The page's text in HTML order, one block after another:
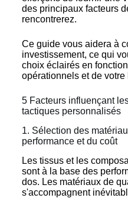
des principaux facteurs
rencontrerez.
Ce guide vous aidera à
investissement, ce qui
choix éclairés en
opérationnels et de votre
5 Facteurs influençant
tactiques personnalisés
1. Sélection des
performance et du coût
Les tissus et les
sont à la base des
dos. Les matériaux de
s'accompagnent